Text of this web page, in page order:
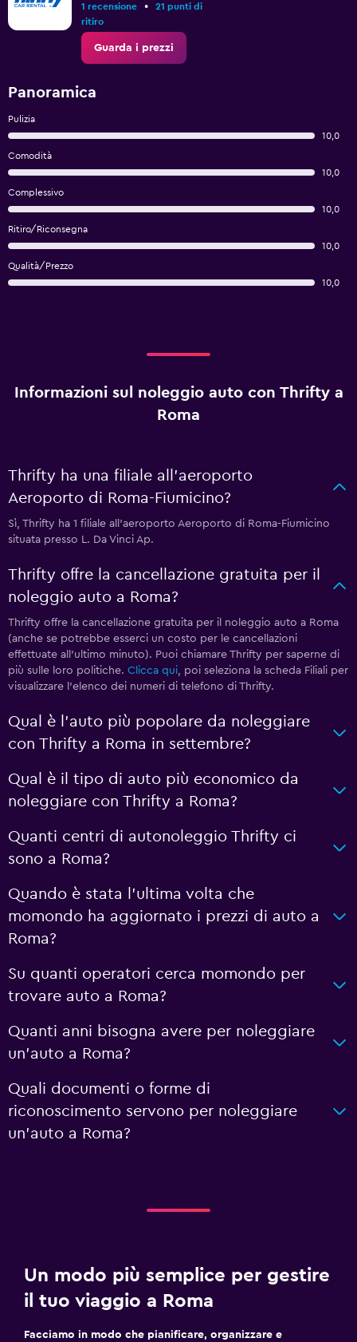
1 recensione •
21 punti di
ritiro
Guarda i prezzi
Panoramica
Pulizia
10,0
Comodità
10,0
Complessivo
10,0
Ritiro/Riconsegna
10,0
Qualità/Prezzo
10,0
Informazioni sul noleggio auto con Thrifty a
Roma
Thrifty ha una filiale all'aeroporto
Aeroporto di Roma-Fiumicino?
Sì, Thrifty ha 1 filiale all'aeroporto Aeroporto di Roma-Fiumicino
situata presso L. Da Vinci Ap.
Thrifty offre la cancellazione gratuita per il
noleggio auto a Roma?
Thrifty offre la cancellazione gratuita per il noleggio auto a Roma
(anche se potrebbe esserci un costo per le cancellazioni
effettuate all'ultimo minuto). Puoi chiamare Thrifty per saperne di
più sulle loro politiche. Clicca qui, poi seleziona la scheda Filiali per
visualizzare l'elenco dei numeri di telefono di Thrifty.
Qual è l'auto più popolare da noleggiare
con Thrifty a Roma in settembre?
Qual è il tipo di auto più economico da
noleggiare con Thrifty a Roma?
Quanti centri di autonoleggio Thrifty ci
sono a Roma?
Quando è stata l'ultima volta che
momondo ha aggiornato i prezzi di auto a
Roma?
Su quanti operatori cerca momondo per
trovare auto a Roma?
Quanti anni bisogna avere per noleggiare
un'auto a Roma?
Quali documenti o forme di
riconoscimento servono per noleggiare
un'auto a Roma?
Un modo più semplice per gestire
il tuo viaggio a Roma
Facciamo in modo che pianificare, organizzare e